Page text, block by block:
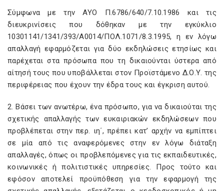
Σύμφωνα με την ΑΥΟ Π.6786/640/7.10.1986 και τις
διευκρινίσεις που δόθηκαν με την εγκύκλιο
10301141/1341/393/Α0014/ΠΟΛ.1071/8.3.1995, η εν λόγω
απαλλαγή εφαρμόζεται για δύο εκδηλώσεις ετησίως και
παρέχεται στα πρόσωπα που τη δικαιούνται ύστερα από
αίτησή τους που υποβάλλεται στον Προϊστάμενο Δ.Ο.Υ. της
περιφέρειας που έχουν την έδρα τους και έγκριση αυτού.
2. Βάσει των ανωτέρω, ένα πρόσωπο, για να δικαιούται της
σχετικής απαλλαγής των ευκαιριακών εκδηλώσεων που
προβλέπεται στην περ. ιη΄, πρέπει κατ’ αρχήν να εμπίπτει
σε μία από τις αναφερόμενες στην εν λόγω διάταξη
απαλλαγές, όπως οι προβλεπόμενες για τις εκπαιδευτικές,
κοινωνικές ή πολιτιστικές υπηρεσίες. Προς τούτο και
εφόσον αποτελεί προϋπόθεση για την εφαρμογή της